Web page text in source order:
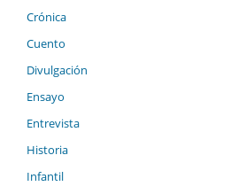
Crónica
Cuento
Divulgación
Ensayo
Entrevista
Historia
Infantil